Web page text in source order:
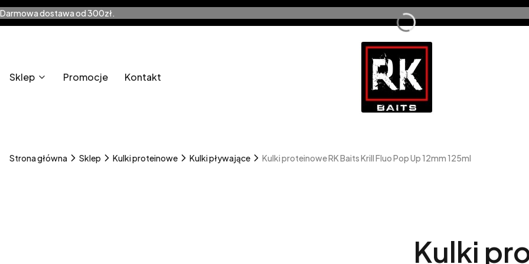
Darmowa dostawa od 300zł.
Sklep Promocje Kontakt
Strona główna Sklep Kulki proteinowe Kulki pływające Kulki proteinowe RK Baits Krill Fluo Pop Up 12mm 125ml
Kulki